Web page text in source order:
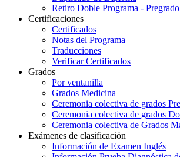
Retiro Doble Programa - Pregrado
Certificaciones
Certificados
Notas del Programa
Traducciones
Verificar Certificados
Grados
Por ventanilla
Grados Medicina
Ceremonia colectiva de grados
Ceremonia colectiva de grados
Ceremonia colectiva de Grados
Exámenes de clasificación
Información de Examen Inglés